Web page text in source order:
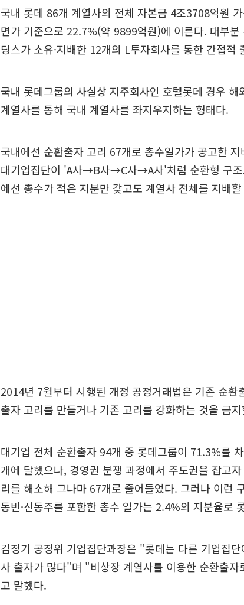
국내 롯데 86개 계열사의 전체 자본금 4조3708억원
면가 기준으로 22.7%(약 9899억원)에 이른다. 대부
딩스가 소유·지배한 12개의 L투자회사를 통한 간접적
국내 롯데그룹의 사실상 지주회사인 호텔롯데 경우
계열사를 통해 국내 계열사를 좌지우지하는 형태다.
국내에선 순환출자 고리 67개로 총수일가가 공고한
대기업집단이 'A사→B사→C사→A사'처럼 순환형 구조
에선 총수가 적은 지분만 갖고도 계열사 전체를 지배
2014년 7월부터 시행된 개정 공정거래법은 기존 순
출자 고리를 만들거나 기존 고리를 강화하는 것을 금
대기업 전체 순환출자 94개 중 롯데그룹이 71.3%를
개에 달했으나, 경영권 분쟁 과정에서 주도권을 잡고
리를 해소해 그나마 67개로 줄어들었다. 그러나 이런
동빈·신동주를 포함한 총수 일가는 2.4%의 지분율로
김정기 공정위 기업집단과장은 "롯데는 다른 기업집
사 출자가 많다"며 "비상장 계열사를 이용한 순환출
고 말했다.